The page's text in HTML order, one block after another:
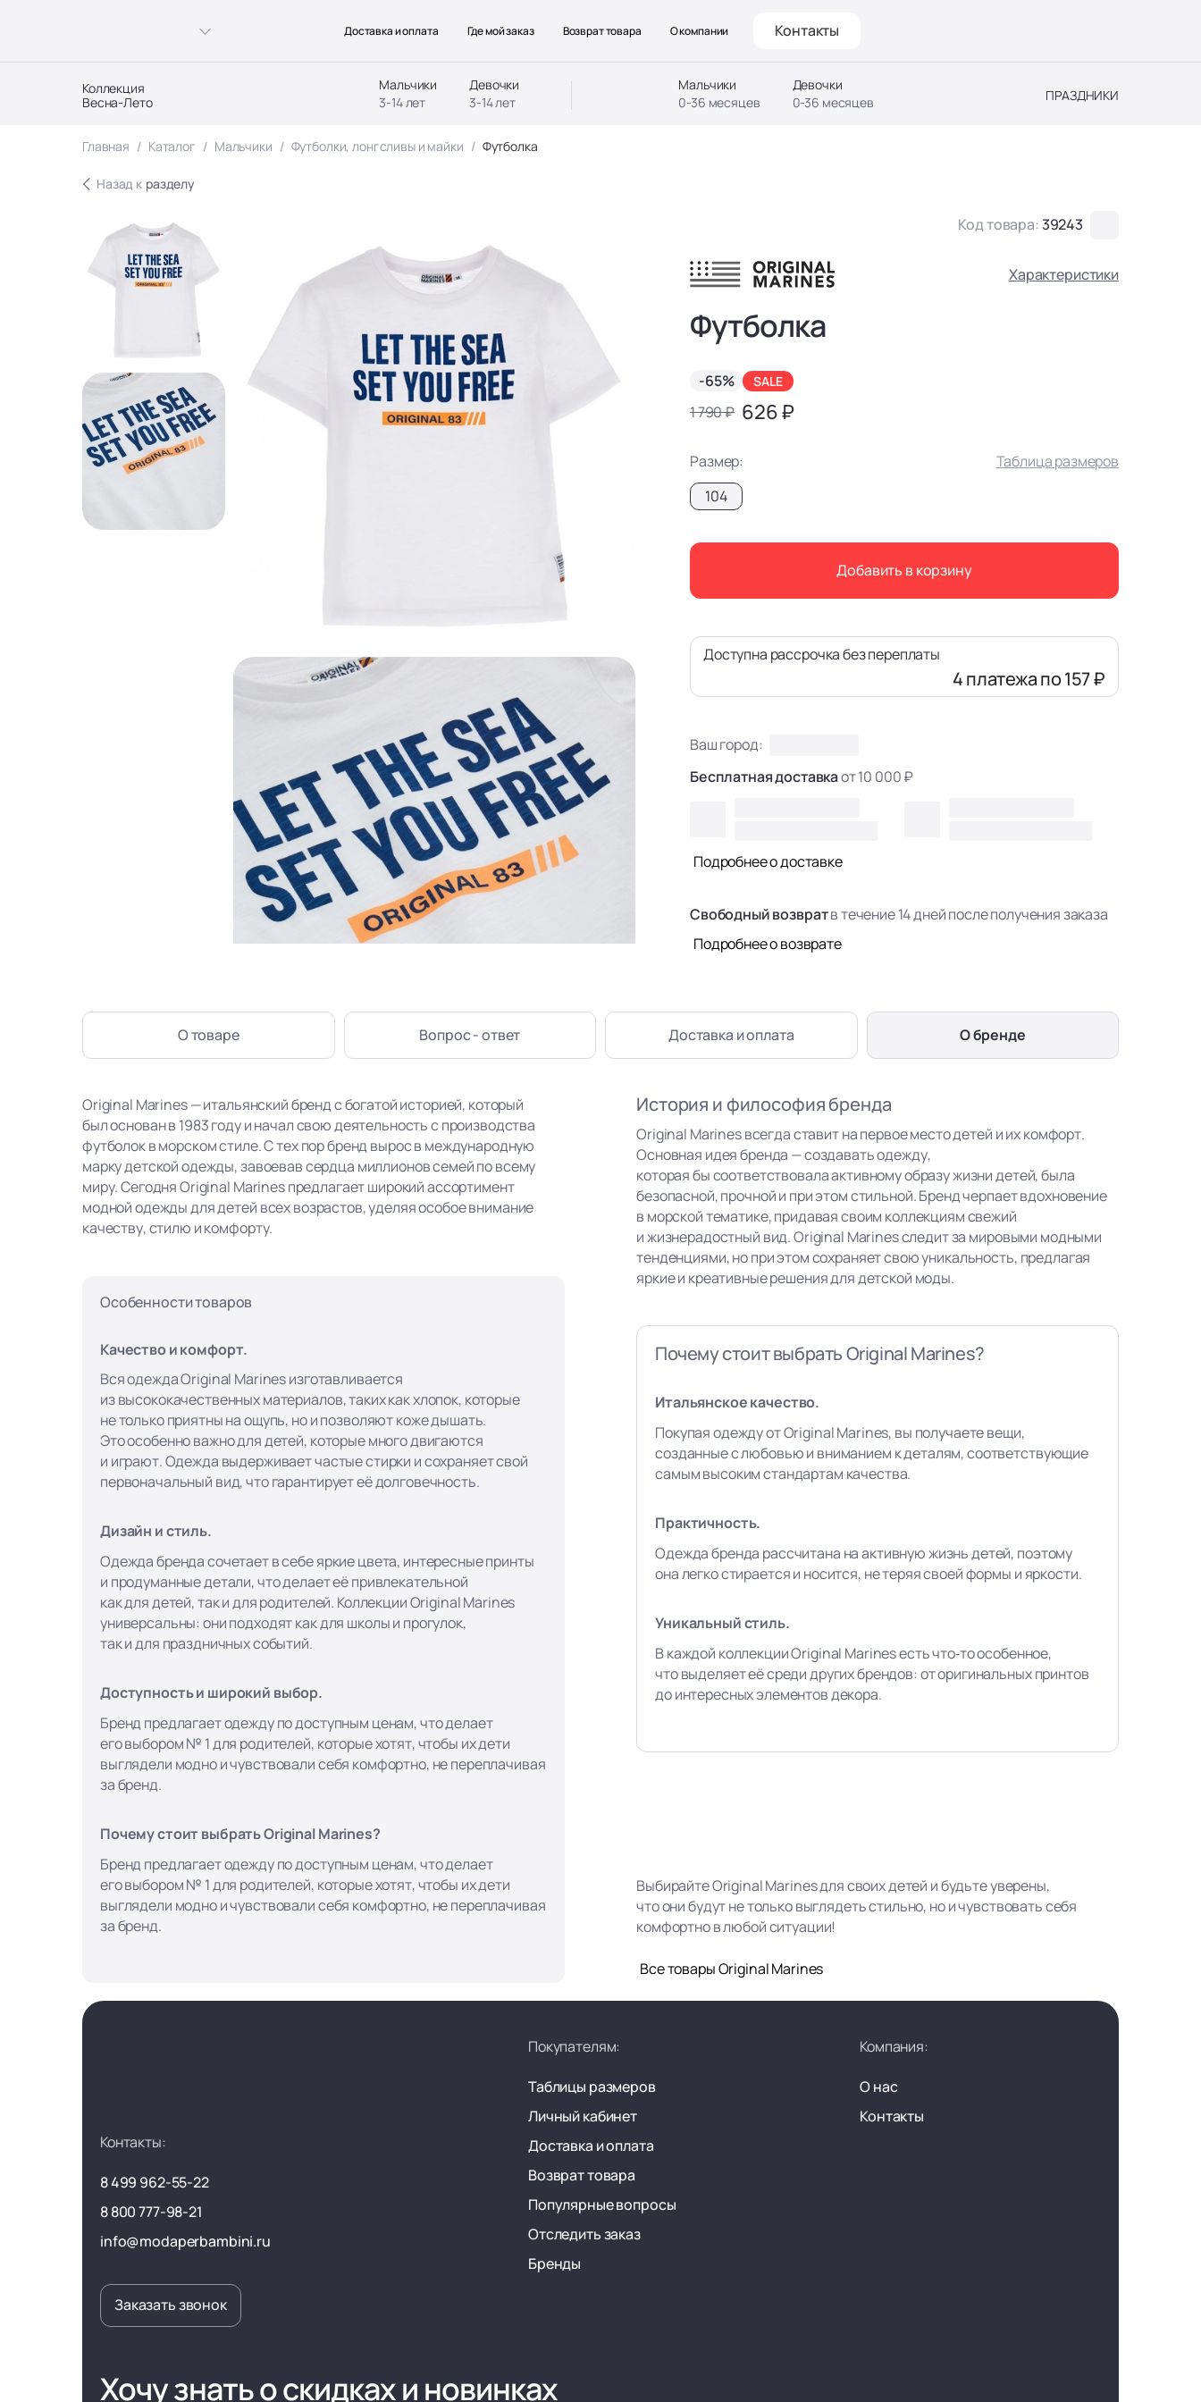
Коллекция
Весна-Лето
Мальчики
3-14 лет
Девочки
3-14 лет
Мальчики
0-36 месяцев
Девочки
0-36 месяцев
ПРАЗДНИКИ
Доставка и оплата Где мой заказ Возврат товара О компании Контакты
Главная Каталог Мальчики Футболки, лонгсливы и майки Футболка
Назад к разделу
Код товара:39243
Характеристики
Футболка
-65% SALE
1 790 ₽ 626 ₽
Размер:
Таблица размеров
104
Добавить в корзину
Доступна рассрочка без переплаты
4 платежапо 157 ₽
Ваш город:
Бесплатная доставкаот 10 000 ₽
Подробнее о доставке
Свободный возвратв течение 14 дней после получения заказа
Подробнее о возврате
О товаре Вопрос - ответ Доставка и оплата О бренде
Original Marines — итальянский бренд с богатой историей, который
был основан в 1983 году и начал свою деятельность с производства
футболок в морском стиле. С тех пор бренд вырос в международную
марку детской одежды, завоевав сердца миллионов семей по всему
миру. Сегодня Original Marines предлагает широкий ассортимент
модной одежды для детей всех возрастов, уделяя особое внимание
качеству, стилю и комфорту.
Особенности товаров
Качество и комфорт.
Вся одежда Original Marines изготавливается
из высококачественных материалов, таких как хлопок, которые
не только приятны на ощупь, но и позволяют коже дышать.
Это особенно важно для детей, которые много двигаются
и играют. Одежда выдерживает частые стирки и сохраняет свой
первоначальный вид, что гарантирует её долговечность.
Дизайн и стиль.
Одежда бренда сочетает в себе яркие цвета, интересные принты
и продуманные детали, что делает её привлекательной
как для детей, так и для родителей. Коллекции Original Marines
универсальны: они подходят как для школы и прогулок,
так и для праздничных событий.
Доступность и широкий выбор.
Бренд предлагает одежду по доступным ценам, что делает
его выбором № 1 для родителей, которые хотят, чтобы их дети
выглядели модно и чувствовали себя комфортно, не переплачивая
за бренд.
Почему стоит выбрать Original Marines?
Бренд предлагает одежду по доступным ценам, что делает
его выбором № 1 для родителей, которые хотят, чтобы их дети
выглядели модно и чувствовали себя комфортно, не переплачивая
за бренд.
История и философия бренда
Original Marines всегда ставит на первое место детей и их комфорт.
Основная идея бренда — создавать одежду,
которая бы соответствовала активному образу жизни детей, была
безопасной, прочной и при этом стильной. Бренд черпает вдохновение
в морской тематике, придавая своим коллекциям свежий
и жизнерадостный вид. Original Marines следит за мировыми модными
тенденциями, но при этом сохраняет свою уникальность, предлагая
яркие и креативные решения для детской моды.
Почему стоит выбрать Original Marines?
Итальянское качество.
Покупая одежду от Original Marines, вы получаете вещи,
созданные с любовью и вниманием к деталям, соответствующие
самым высоким стандартам качества.
Практичность.
Одежда бренда рассчитана на активную жизнь детей, поэтому
она легко стирается и носится, не теряя своей формы и яркости.
Уникальный стиль.
В каждой коллекции Original Marines есть что‑то особенное,
что выделяет её среди других брендов: от оригинальных принтов
до интересных элементов декора.
Выбирайте Original Marines для своих детей и будьте уверены,
что они будут не только выглядеть стильно, но и чувствовать себя
комфортно в любой ситуации!
Все товары Original Marines
Контакты:
8 499 962-55-22
8 800 777-98-21
info@modaperbambini.ru
Заказать звонок
Покупателям:
Таблицы размеров
Личный кабинет
Доставка и оплата
Возврат товара
Популярные вопросы
Отследить заказ
Бренды
Компания:
О нас
Контакты
Хочу знать о скидках и новинках